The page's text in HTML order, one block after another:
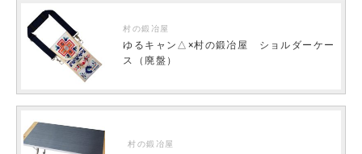
村の鍛冶屋
ゆるキャン△×村の鍛冶屋 ショルダーケー
ス（廃盤）
村の鍛冶屋